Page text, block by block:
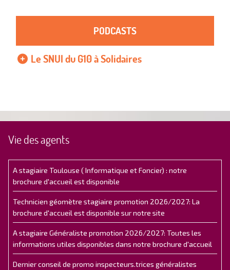
PODCASTS
Le SNUI du G10 à Solidaires
Vie des agents
A stagiaire Toulouse ( Informatique et Foncier) : notre
brochure d'accueil est disponible
Technicien géomètre stagiaire promotion 2026/2027: La
brochure d'accueil est disponible sur notre site
A stagiaire Généraliste promotion 2026/2027: Toutes les
informations utiles disponibles dans notre brochure d'accueil
Dernier conseil de promo inspecteurs.trices généralistes